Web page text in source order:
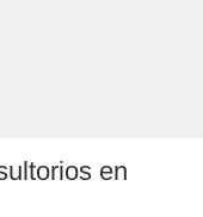
en